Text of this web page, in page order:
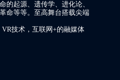
起源、遗传学、进化论、
命等等。至高舞台搭载尖端
技术，互联网+的融媒体